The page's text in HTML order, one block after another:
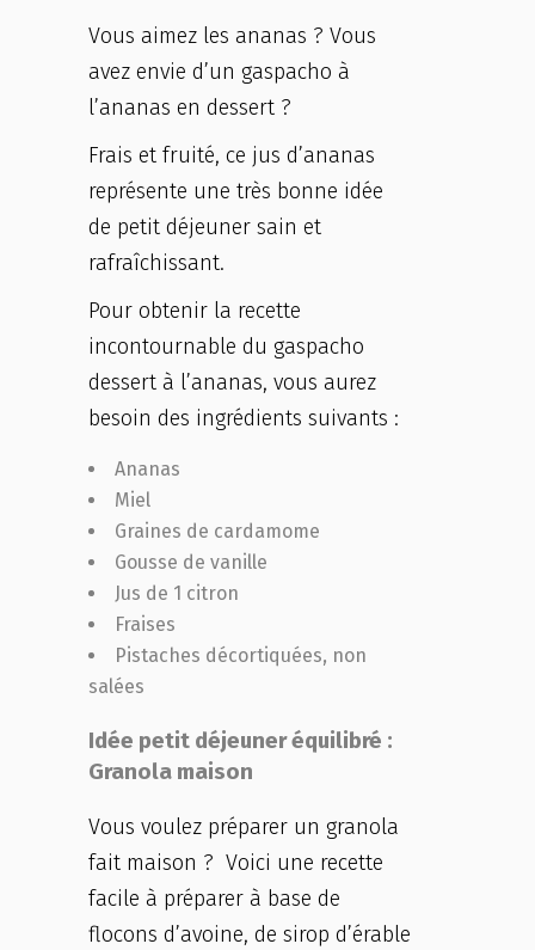
Vous aimez les ananas ? Vous
avez envie d’un gaspacho à
l’ananas en dessert ?
Frais et fruité, ce jus d’ananas
représente une très bonne idée
de petit déjeuner sain et
rafraîchissant.
Pour obtenir la recette
incontournable du gaspacho
dessert à l’ananas, vous aurez
besoin des ingrédients suivants :
Ananas
Miel
Graines de cardamome
Gousse de vanille
Jus de 1 citron
Fraises
Pistaches décortiquées, non
salées
Idée petit déjeuner équilibré :
Granola maison
Vous voulez préparer un granola
fait maison ? Voici une recette
facile à préparer à base de
flocons d’avoine, de sirop d’érable